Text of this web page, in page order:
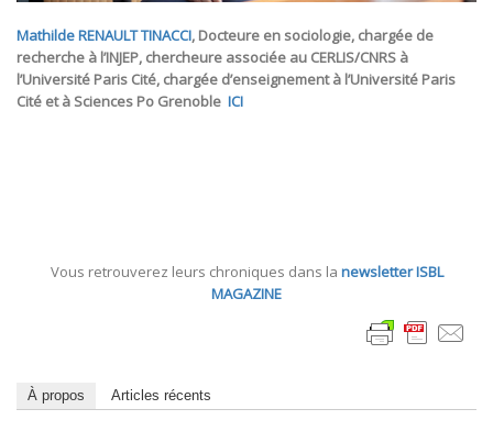
Mathilde RENAULT TINACCI, Docteure en sociologie, chargée de
recherche à l’INJEP, chercheure associée au CERLIS/CNRS à
l’Université Paris Cité, chargée d’enseignement à l’Université Paris
Cité et à Sciences Po Grenoble ICI
Vous retrouverez leurs chroniques dans la newsletter ISBL
MAGAZINE
À propos Articles récents